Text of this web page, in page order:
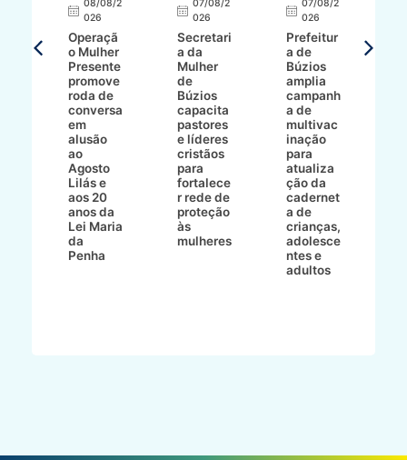
08/08/2
026
Operaçã
o Mulher
Presente
promove
roda de
conversa
em
alusão
ao
Agosto
Lilás e
aos 20
anos da
Lei Maria
da
Penha
07/08/2
026
Secretari
a da
Mulher
de
Búzios
capacita
pastores
e líderes
cristãos
para
fortalece
r rede de
proteção
às
mulheres
07/08/2
026
Prefeitur
a de
Búzios
amplia
campanh
a de
multivac
inação
para
atualiza
ção da
cadernet
a de
crianças,
adolesce
ntes e
adultos